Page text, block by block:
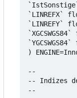
`LINREFX`
`LINREFY`
)
--
-- Indizes
--